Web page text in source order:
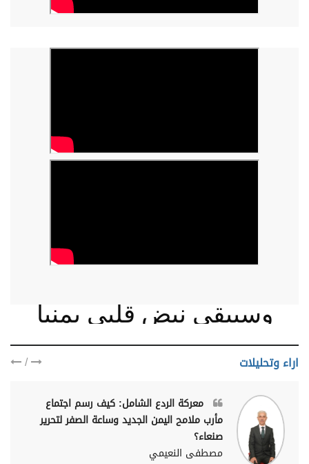
وسيبقى نبض قلبي يمنيا
اراء وتحليلات /
معركة الردع الشامل: كيف رسم اجتماع
مأرب ملامح اليمن الجديد وساعة الصفر لتحرير
صنعاء؟
مصطفى النعيمي